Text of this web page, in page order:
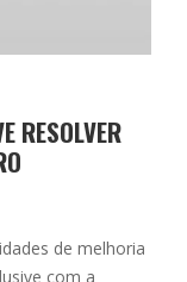
RESOLVER
de melhoria
com a